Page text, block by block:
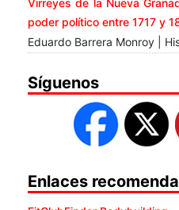
Virreyes de la Nueva
poder político entre 1717 y
Eduardo Barrera Monroy |
Síguenos
Enlaces